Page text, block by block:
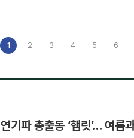
1 2 3 4 5 6
연기파 총출동 ‘햄릿’… 여름